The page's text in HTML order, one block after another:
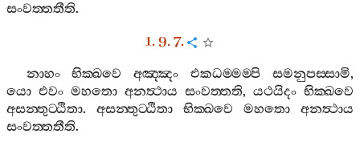
සංවත‍්තතීති.
1. 9. 7.
නාහං භික‍්ඛවෙ අඤ‍්ඤං එකධම‍්මම‍්පි සමනුපස‍්සාමි,
යො එවං මහතො අනත්‍ථාය සංවත‍්තති, යථයිදං භික‍්ඛවෙ
අසන‍්තුට‍්ඨිතා. අසන‍්තුට‍්ඨිතා භික‍්ඛවෙ මහතො
අනත්‍ථාය
සංවත‍්තතීති.